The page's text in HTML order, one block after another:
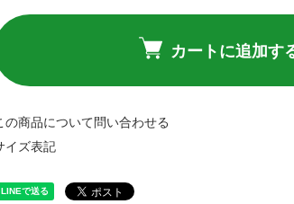
カートに追加す
の商品について問い合わせる
イズ表記